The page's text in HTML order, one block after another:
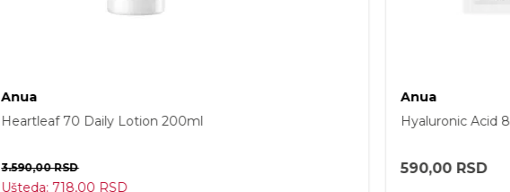
Anua
Hyaluronic Acid 8 Catechin Cool Slim Mask 24ml
590,00RSD
Anua
Heartleaf 70
2.690,00RSD